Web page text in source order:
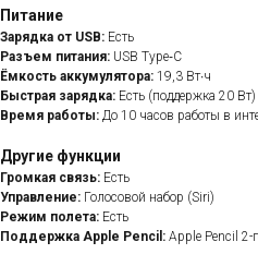
Питание
Зарядка от USB: Есть
Разъем питания: USB Type‑C
Ёмкость аккумулятора: 19,3 Вт∙ч
Быстрая зарядка: Есть (поддержка 20 Вт)
Время работы: До 10 часов работы в
Другие функции
Громкая связь: Есть
Управление: Голосовой набор (Siri)
Режим полета: Есть
Поддержка Apple Pencil: Apple Pencil 2-